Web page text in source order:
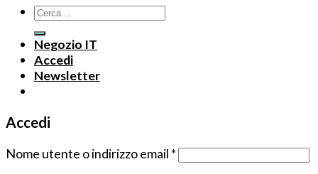
Cerca:
Negozio IT
Accedi
Newsletter
Accedi
Nome utente o indirizzo email *